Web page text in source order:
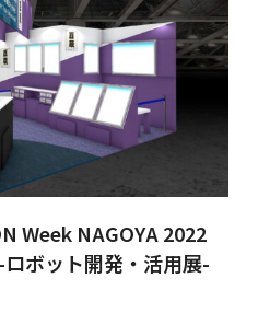
Week NAGOYA 2022
ボット開発・活用展-